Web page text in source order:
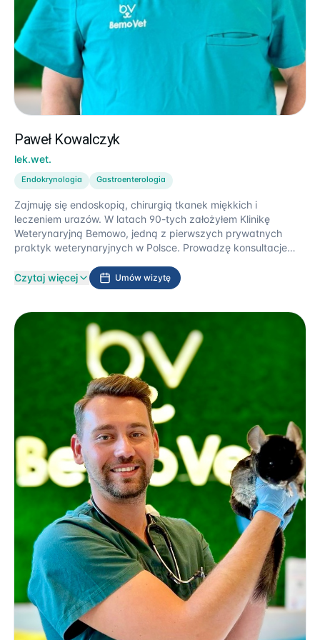
Paweł Kowalczyk
lek.wet.
Endokrynologia Gastroenterologia
Zajmuję się endoskopią, chirurgią tkanek miękkich i
leczeniem urazów. W latach 90-tych założyłem Klinikę
Weterynaryjną Bemowo, jedną z pierwszych prywatnych
praktyk weterynaryjnych w Polsce. Prowadzę konsultacje
lekarzy weterynarii. Uczestniczę w międzynarodowych
konferencjach weterynaryjnych.
Czytaj więcej Umów wizytę